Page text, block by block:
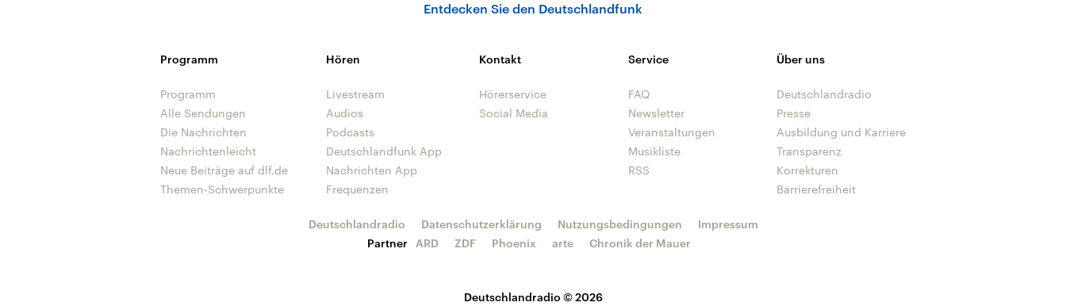
Entdecken Sie den Deutschlandfunk
Programm
Programm
Alle Sendungen
Die Nachrichten
Nachrichtenleicht
Neue Beiträge auf dlf.de
Themen-Schwerpunkte
Hören
Livestream
Audios
Podcasts
Deutschlandfunk App
Nachrichten App
Frequenzen
Kontakt
Hörerservice
Social Media
Service
FAQ
Newsletter
Veranstaltungen
Musikliste
RSS
Über uns
Deutschlandradio
Presse
Ausbildung und Karriere
Transparenz
Korrekturen
Barrierefreiheit
Deutschlandradio © 2026
Deutschlandradio Datenschutzerklärung Nutzungsbedingungen
Impressum
Partner
ARD ZDF Phoenix arte Chronik der Mauer